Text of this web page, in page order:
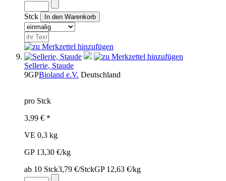
Stck
Sellerie, Staude
9GPBioland e.V. Deutschland
pro Stck
3,99 € *
VE 0,3 kg
GP 13,30 €/kg
ab 10 Stck3,79 €/StckGP 12,63 €/kg